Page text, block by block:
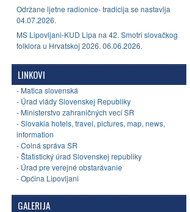
Održane ljetne radionice- tradicija se nastavlja
04.07.2026.
MS Lipovljani-KUD Lipa na 42. Smotri slovačkog
folklora u Hrvatskoj 2026. 06.06.2026.
LINKOVI
- Matica slovenská
- Úrad vlády Slovenskej Republiky
- Ministerstvo zahraničných vecí SR
- Slovakia hotels, travel, pictures, map, news,
information
- Colná správa SR
- Štatistický úrad Slovenskej republiky
- Úrad pre verejné obstarávanie
- Općina Lipovljani
GALERIJA